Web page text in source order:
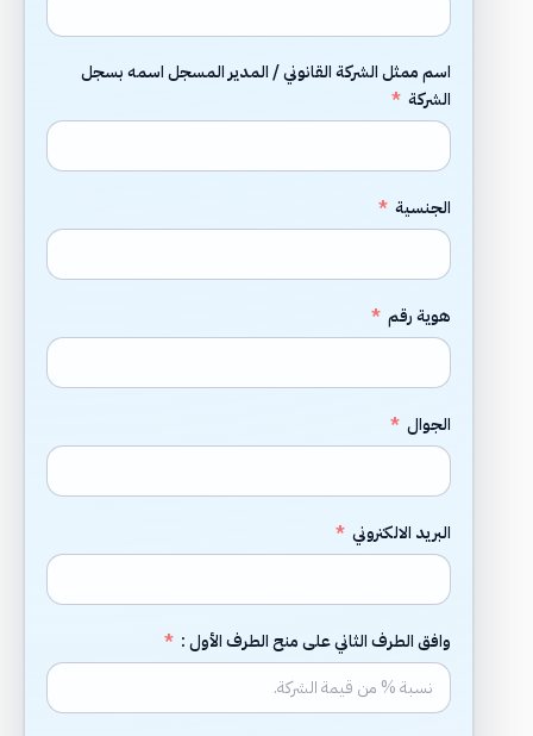
اسم ممثل الشركة القانوني / المدير المسجل اسمه بسجل
الشركة
الجنسية
هوية رقم
الجوال
البريد الالكتروني
وافق الطرف الثاني على منح الطرف الأول :